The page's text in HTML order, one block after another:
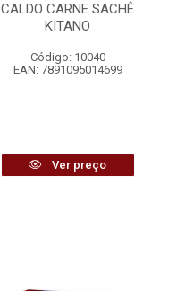
CALDO CARNE SACHÊ
KITANO
Código: 10040
EAN: 7891095014699
Ver preço